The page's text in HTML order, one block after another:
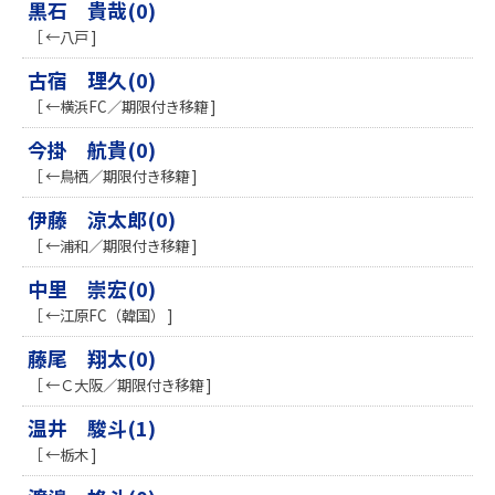
黒石 貴哉(0)
［ ←八戸 ]
古宿 理久(0)
［ ←横浜FC／期限付き移籍 ]
今掛 航貴(0)
［ ←鳥栖／期限付き移籍 ]
伊藤 涼太郎(0)
［ ←浦和／期限付き移籍 ]
中里 崇宏(0)
［ ←江原FC（韓国） ]
藤尾 翔太(0)
［ ←Ｃ大阪／期限付き移籍 ]
温井 駿斗(1)
［ ←栃木 ]